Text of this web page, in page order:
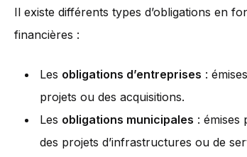
Il existe différents types d’obligations en
financières :
Les obligations d’entreprises :
projets ou des acquisitions.
Les obligations municipales : émises
des projets d’infrastructures ou de